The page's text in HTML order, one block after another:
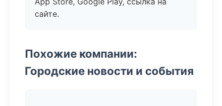
сайте.
Похожие компании:
Городские новости и события